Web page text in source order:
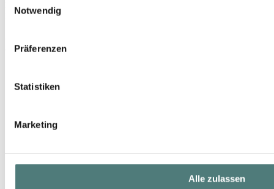
Notwendig
Präferenzen
Statistiken
Marketing
Alle zulassen
DR. HAUSCHKA
Illuminating Fluid
30 ml (89,97 € / 100 ml)